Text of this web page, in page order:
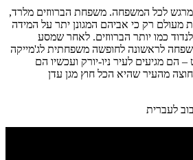
לכל המשפחה. משפחת הברווזים מלרד,
רק כי אביהם המגונן יתר על המידה
כמו יותר הברווזים. לאחר שמסע
לראשונה לחופשה משפחתית לג'מייקה
– הם מגיעים לעיר ניו-יורק ועכשיו הם
מהעיר שהיא הכל חוץ מגן עדן